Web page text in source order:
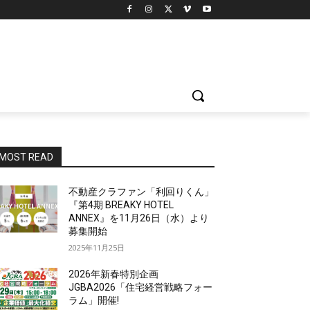
READ
不動産クラファン「利回りくん」
『第4期 BREAKY HOTEL
ANNEX』を11月26日（水）より
募集開始
2025年11月25日
2026年新春特別企画
JGBA2026「住宅経営戦略フォー
ラム」開催!